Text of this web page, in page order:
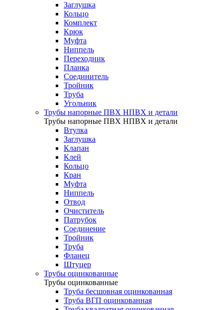
Заглушка
Кольцо
Комплект
Крюк
Муфта
Ниппель
Переходник
Планка
Соединитель
Тройник
Труба
Угольник
Трубы напорные ПВХ НПВХ и детали
Трубы напорные ПВХ НПВХ и детали
Втулка
Заглушка
Клапан
Клей
Кольцо
Кран
Муфта
Ниппель
Отвод
Очиститель
Патрубок
Соединение
Тройник
Труба
Фланец
Штуцер
Трубы оцинкованные
Трубы оцинкованные
Труба бесшовная оцинкованная
Труба ВГП оцинкованная